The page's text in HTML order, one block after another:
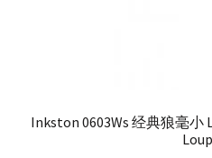
Inkston 0603Ws 经典狼毫小